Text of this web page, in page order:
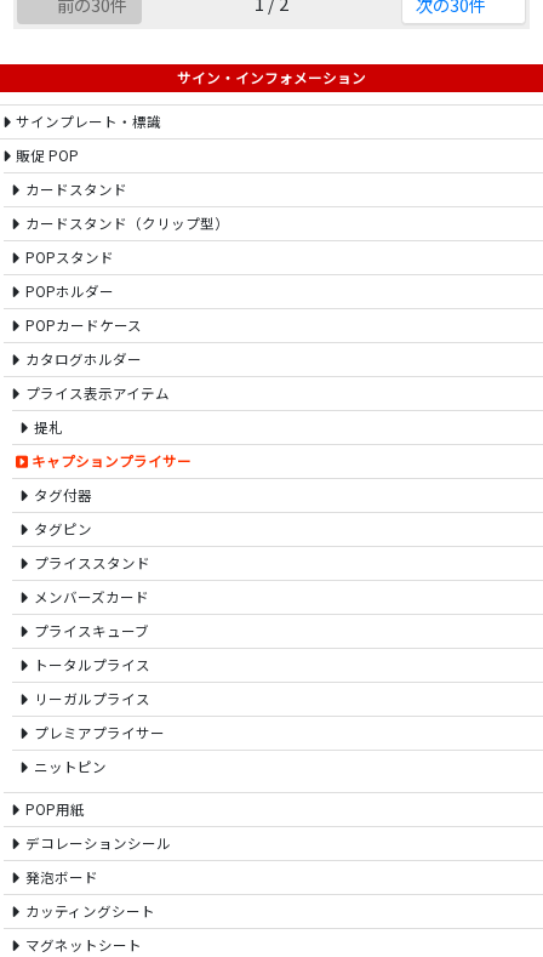
サイン・インフォメーション
サインプレート・標識
販促 POP
カードスタンド
カードスタンド（クリップ型）
POPスタンド
POPホルダー
POPカードケース
カタログホルダー
プライス表示アイテム
提札
キャプションプライサー
タグ付器
タグピン
プライススタンド
メンバーズカード
プライスキューブ
トータルプライス
リーガルプライス
プレミアプライサー
ニットピン
POP用紙
デコレーションシール
発泡ボード
カッティングシート
マグネットシート